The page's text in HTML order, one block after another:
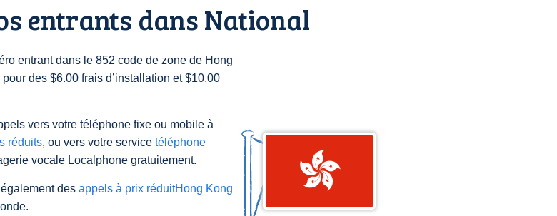
entrants dans National
entrant dans le 852 code de zone de Hong
pour des $6.00 frais d’installation et $10.00
vers votre téléphone fixe ou mobile à
réduits, ou vers votre service téléphone
vocale Localphone gratuitement.
des appels à prix réduitHong Kong